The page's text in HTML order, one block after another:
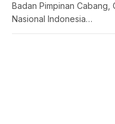
Badan Pimpinan Cabang,
Nasional Indonesia…